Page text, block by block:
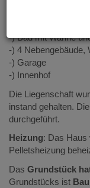
-) 3 Zimmer (
-) Bad mit Wanne
-) 4 Nebengebäude,
-) Garage
-) Innenhof
Die Liegenschaft
instand gehalten.
durchgeführt.
Heizung: Das Haus
Pelletsheizung
Das Grundstück
Grundstücks ist